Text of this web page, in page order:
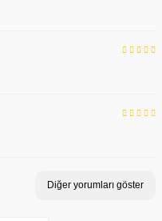
Diğer yorumları göster